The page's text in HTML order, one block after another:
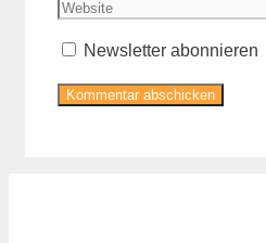
Newsletter abonnieren